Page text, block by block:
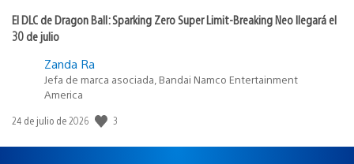
El DLC de Dragon Ball: Sparking Zero Super Limit-Breaking Neo llegará el
30 de julio
Zanda Ra
Jefa de marca asociada, Bandai Namco Entertainment
America
Fecha
publicación:
24 de julio de 2026 3